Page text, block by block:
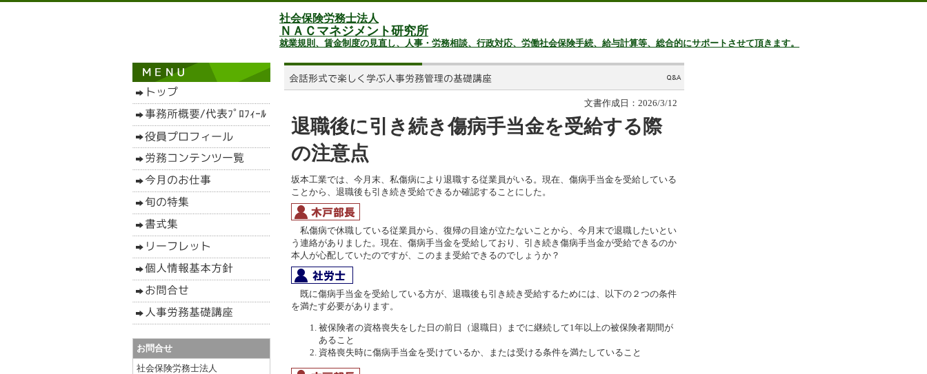
社会保険労務士法人
ＮＡＣマネジメント研究所
就業規則、賃金制度の見直し、人事・労務相談、行政対応、労働社会保険手続、給与計算等、総合的にサポートさせて頂きます。
文書作成日：2026/3/12
退職後に引き続き傷病手当金を受給する際
の注意点
坂本工業では、今月末、私傷病により退職する従業員がいる。現在、傷病手当金を受給している
ことから、退職後も引き続き受給できるか確認することにした。
私傷病で休職している従業員から、復帰の目途が立たないことから、今月末で退職したいとい
う連絡がありました。現在、傷病手当金を受給しており、引き続き傷病手当金が受給できるのか
本人が心配していたのですが、このまま受給できるのでしょうか？
既に傷病手当金を受給している方が、退職後も引き続き受給するためには、以下の２つの条件
を満たす必要があります。
被保険者の資格喪失をした日の前日（退職日）までに継続して1年以上の被保険者期間が
あること
資格喪失時に傷病手当金を受けているか、または受ける条件を満たしていること
お問合せ
社会保険労務士法人